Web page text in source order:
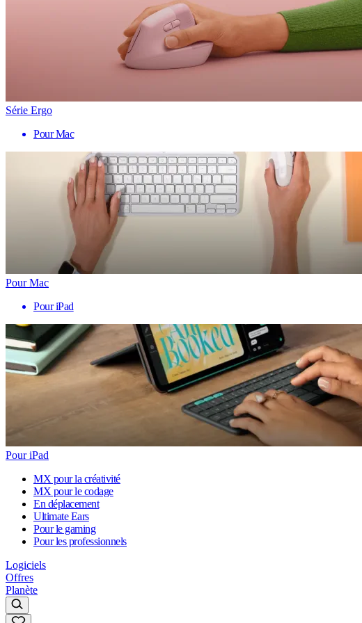
Série Ergo
Pour Mac
Pour Mac
Pour iPad
Pour iPad
MX pour la créativité
MX pour le codage
En déplacement
Ultimate Ears
Pour le gaming
Pour les professionnels
Logiciels
Offres
Planète